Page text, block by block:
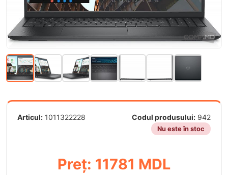
Articul: 1011322228 Codul produsului: 942
Nu este în stoc
Preț: 11781 MDL